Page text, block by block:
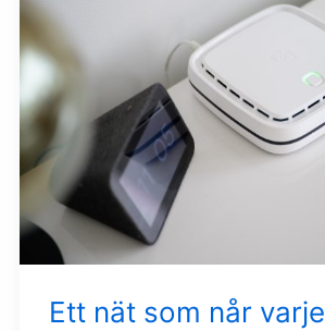
Ett nät som når